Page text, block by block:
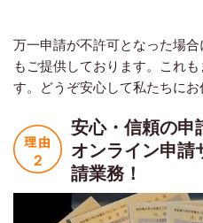
万一申請が不許可となった場
もご提供しております。これ
す。どうぞ安心して私たちにお
安心・信頼の申
オンライン申請
請業務！